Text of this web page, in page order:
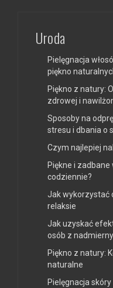
Uroda
Pielęgnacja
piękno
Piękno z natury:
zdrowej i
Sposoby na
stresu i dbania o
Czym najlepiej
Piękne i zadbane
codziennie?
Jak wykorzystać
relaksie
Jak uzyskać
osób z
Piękno z natury:
naturalne
Pielęgnacja